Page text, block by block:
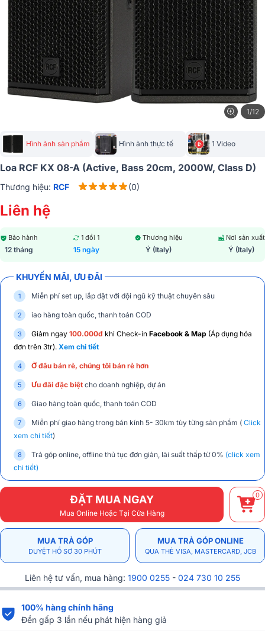
1/12
Hình ảnh sản phẩm Hình ảnh thực tế 1 Video
Loa RCF KX 08-A (Active, Bass 20cm, 2000W, Class D)
Thương hiệu: RCF (0)
Liên hệ
Bảo hành
12 tháng
1 đổi 1
15 ngày
Thương hiệu
Ý (Italy)
Nơi sản xuất
Ý (Italy)
KHUYẾN MÃI, ƯU ĐÃI
Miễn phí set up, lắp đặt với đội ngũ kỹ thuật chuyên sâu
iao hàng toàn quốc, thanh toán COD
Giảm ngay 100.000đ khi Check-in Facebook & Map (Áp dụng hóa
đơn trên 3tr). Xem chi tiết
Ở đâu bán rẻ, chúng tôi bán rẻ hơn
Ưu đãi đặc biệt cho doanh nghiệp, dự án
Giao hàng toàn quốc, thanh toán COD
Miễn phí giao hàng trong bán kính 5- 30km tùy từng sản phẩm ( Click
xem chi tiết)
Trả góp online, offline thủ tục đơn giản, lãi suất thấp từ 0% (click xem
chi tiết)
ĐẶT MUA NGAY
Mua Online Hoặc Tại Cửa Hàng
0
MUA TRẢ GÓP
DUYỆT HỒ SƠ 30 PHÚT
MUA TRẢ GÓP ONLINE
QUA THẺ VISA, MASTERCARD, JCB
Liên hệ tư vấn, mua hàng: 1900 0255 - 024 730 10 255
100% hàng chính hãng
Đền gấp 3 lần nếu phát hiện hàng giả